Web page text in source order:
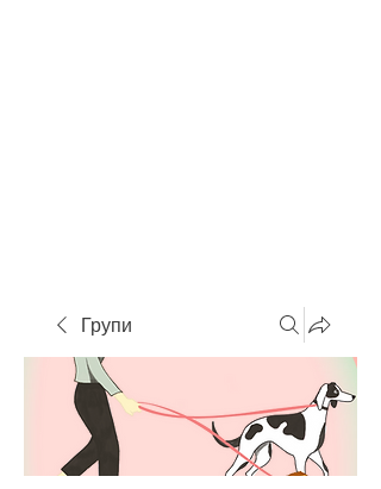
Групи